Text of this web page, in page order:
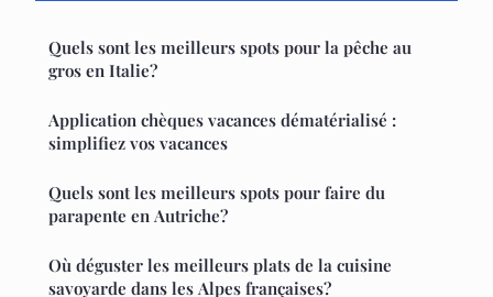
Quels sont les meilleurs spots pour la pêche au
gros en Italie?
Application chèques vacances dématérialisé :
simplifiez vos vacances
Quels sont les meilleurs spots pour faire du
parapente en Autriche?
Où déguster les meilleurs plats de la cuisine
savoyarde dans les Alpes françaises?